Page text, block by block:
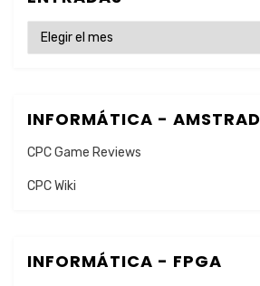
ENTRADAS
INFORMÁTICA - AMSTRAD
CPC Game Reviews
CPC Wiki
INFORMÁTICA - FPGA